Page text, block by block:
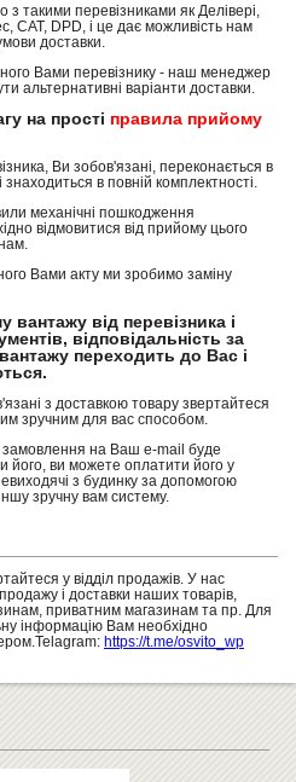
з такими перевізниками як Делівері,
САТ, DPD, і це дає можливість нам
доставки.
Вами перевізнику - наш менеджер
альтернативні варіанти доставки.
на прості правила прийому
Ви зобов'язані, переконається в
в повній комплектності.
механічні пошкодження
відмовитися від прийому цього
Вами акту ми зробимо заміну
від перевізника і
відповідальність за
вантажу переходить до Вас і
з доставкою товару звертайтеся
зручним для вас способом.
замовлення на Ваш e-mail буде
його, ви можете оплатити його у
з будинку за допомогою
зручну вам систему.
у відділ продажів. У нас
і доставки наших товарів,
приватним магазинам та пр. Для
інформацію Вам необхідно
https://t.me/osvito_wp